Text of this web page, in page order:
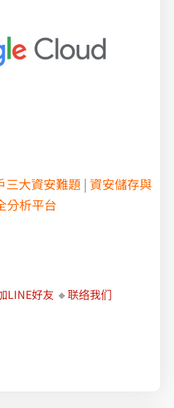
三大資安難題 | 資安儲存與
分析平台
LINE好友 🔸联络我们